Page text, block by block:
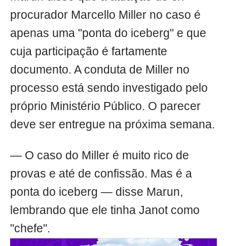
procurador Marcello Miller no caso é
apenas uma "ponta do iceberg" e que
cuja participação é fartamente
documento. A conduta de Miller no
processo está sendo investigado pelo
próprio Ministério Público. O parecer
deve ser entregue na próxima semana.
— O caso do Miller é muito rico de
provas e até de confissão. Mas é a
ponta do iceberg — disse Marun,
lembrando que ele tinha Janot como
"chefe".